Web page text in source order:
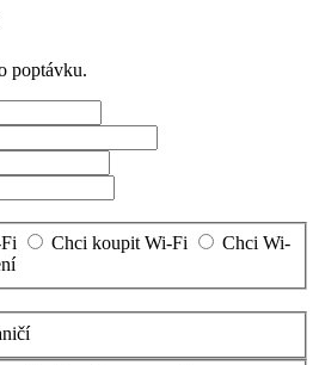
poptávku.
Chci koupit Wi-Fi
Chci Wi-